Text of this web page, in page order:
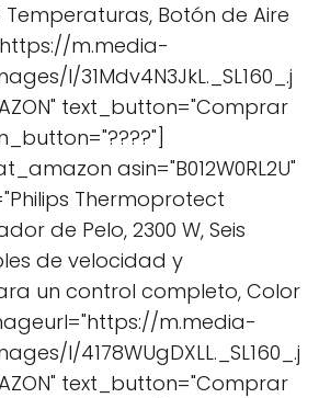
Botón de Aire
m.media-
I/31Mdv4N3JkL._SL160_.j
text_button="Comprar
asin="B012W0RL2U"
Thermoprotect
de Pelo, 2300 W, Seis
de velocidad y
un control completo, Color
m.media-
I/4178WUgDXLL._SL160_.j
text_button="Comprar